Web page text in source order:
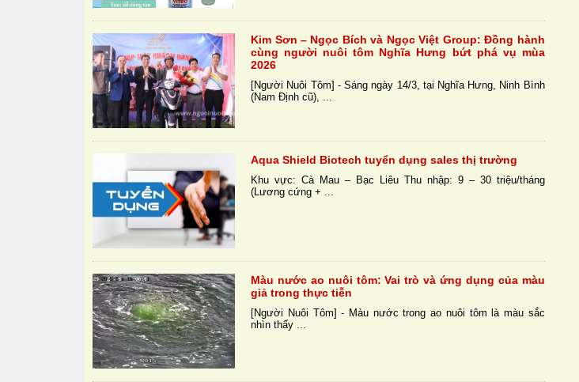
Kim Sơn – Ngọc Bích và Ngọc Việt Group: Đồng hành
cùng người nuôi tôm Nghĩa Hưng bứt phá vụ mùa
2026
[Người Nuôi Tôm] - Sáng ngày 14/3, tại Nghĩa Hưng, Ninh Bình
(Nam Định cũ), ...
Aqua Shield Biotech tuyển dụng sales thị trường
Khu vực: Cà Mau – Bạc Liêu Thu nhập: 9 – 30 triệu/tháng
(Lương cứng + ...
Màu nước ao nuôi tôm: Vai trò và ứng dụng của màu
giả trong thực tiễn
[Người Nuôi Tôm] - Màu nước trong ao nuôi tôm là màu sắc
nhìn thấy ...